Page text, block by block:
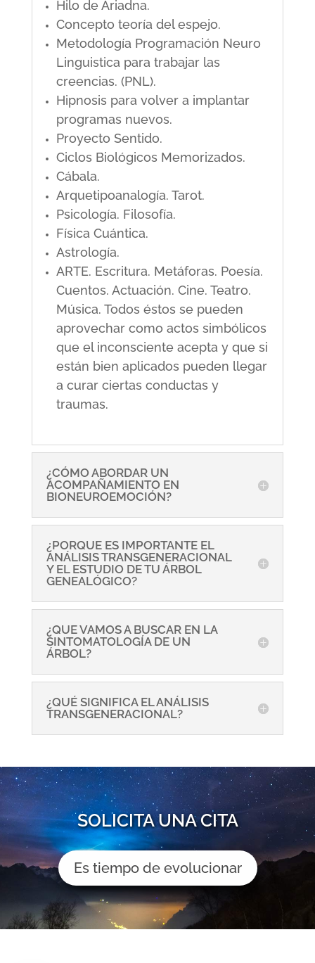
Hilo de Ariadna.
Concepto teoría del espejo.
Metodología Programación Neuro
Linguistica para trabajar las
creencias. (PNL).
Hipnosis para volver a implantar
programas nuevos.
Proyecto Sentido.
Ciclos Biológicos Memorizados.
Cábala.
Arquetipoanalogía. Tarot.
Psicología. Filosofía.
Física Cuántica.
Astrología.
ARTE. Escritura. Metáforas. Poesía.
Cuentos. Actuación. Cine. Teatro.
Música. Todos éstos se pueden
aprovechar como actos simbólicos
que el inconsciente acepta y que si
están bien aplicados pueden llegar
a curar ciertas conductas y
traumas.
¿CÓMO ABORDAR UN
ACOMPAÑAMIENTO EN
BIONEUROEMOCIÓN?
¿PORQUE ES IMPORTANTE EL
ANÁLISIS TRANSGENERACIONAL
Y EL ESTUDIO DE TU ÁRBOL
GENEALÓGICO?
¿QUE VAMOS A BUSCAR EN LA
SINTOMATOLOGÍA DE UN
ÁRBOL?
¿QUÉ SIGNIFICA EL ANÁLISIS
TRANSGENERACIONAL?
SOLICITA UNA CITA
Es tiempo de evolucionar